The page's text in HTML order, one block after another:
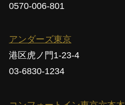
0570-006-801
アンダーズ東京
港区虎ノ門1-23-4
03-6830-1234